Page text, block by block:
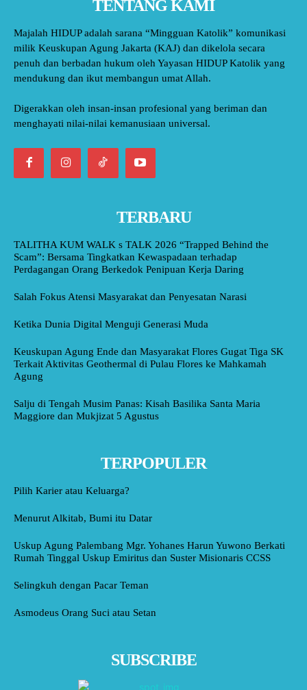
TENTANG KAMI
Majalah HIDUP adalah sarana “Mingguan Katolik” komunikasi
milik Keuskupan Agung Jakarta (KAJ) dan dikelola secara
penuh dan berbadan hukum oleh Yayasan HIDUP Katolik yang
mendukung dan ikut membangun umat Allah.
Digerakkan oleh insan-insan profesional yang beriman dan
menghayati nilai-nilai kemanusiaan universal.
TERBARU
TALITHA KUM WALK s TALK 2026 “Trapped Behind the
Scam”: Bersama Tingkatkan Kewaspadaan terhadap
Perdagangan Orang Berkedok Penipuan Kerja Daring
Salah Fokus Atensi Masyarakat dan Penyesatan Narasi
Ketika Dunia Digital Menguji Generasi Muda
Keuskupan Agung Ende dan Masyarakat Flores Gugat Tiga SK
Terkait Aktivitas Geothermal di Pulau Flores ke Mahkamah
Agung
Salju di Tengah Musim Panas: Kisah Basilika Santa Maria
Maggiore dan Mukjizat 5 Agustus
TERPOPULER
Pilih Karier atau Keluarga?
Menurut Alkitab, Bumi itu Datar
Uskup Agung Palembang Mgr. Yohanes Harun Yuwono Berkati
Rumah Tinggal Uskup Emiritus dan Suster Misionaris CCSS
Selingkuh dengan Pacar Teman
Asmodeus Orang Suci atau Setan
SUBSCRIBE